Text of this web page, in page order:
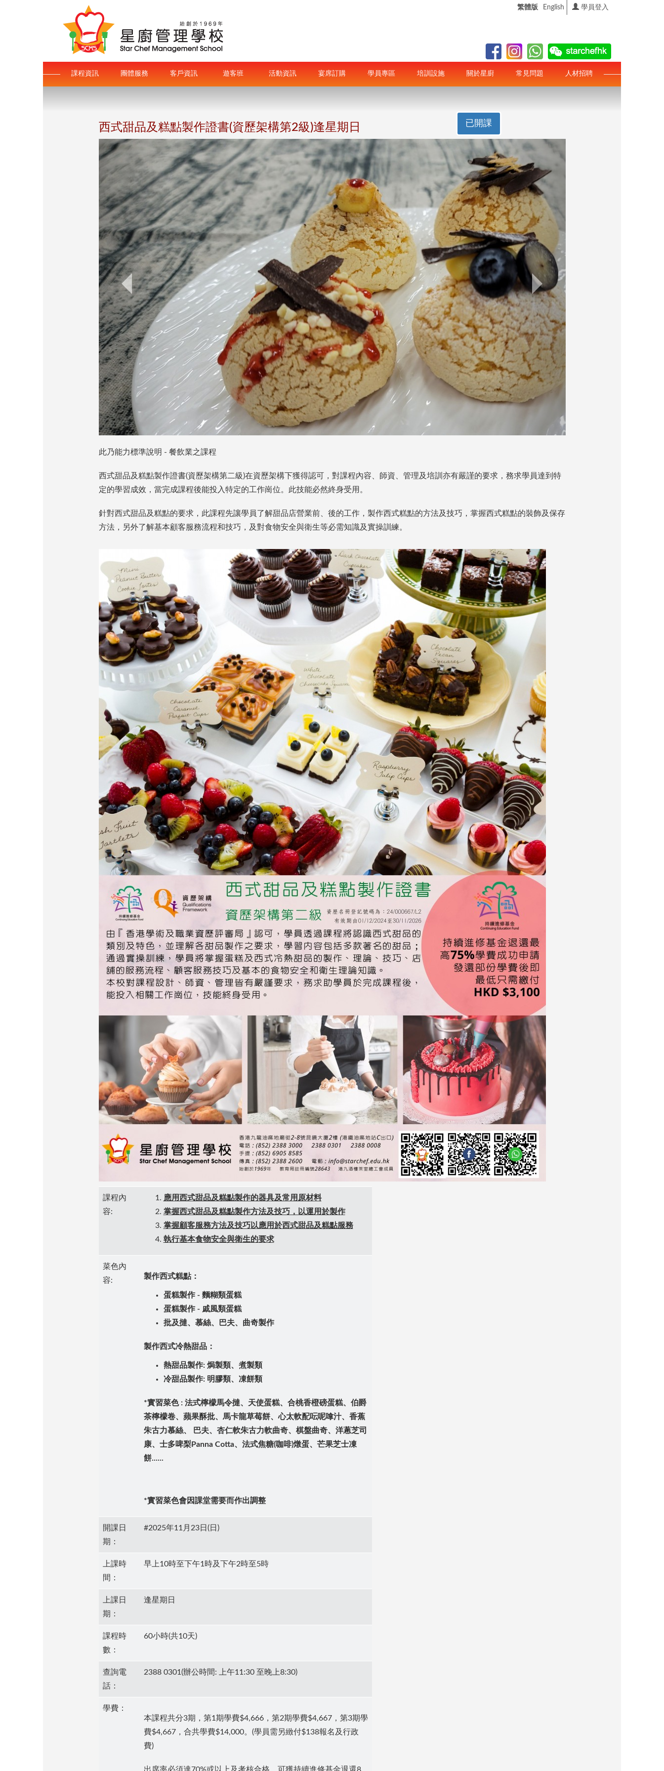
繁體版 English 學員登入
課程資訊 團體服務 客戶資訊 遊客班 活動資訊 宴席訂購 學員專區 培訓設施 關於星廚 常見問題 人材招聘
西式甜品及糕點製作證書(資歷架構第2級)逢星期日 已開課
此乃能力標準說明 - 餐飲業之課程
西式甜品及糕點製作證書(資歷架構第二級)在資歷架構下獲得認可，對課程內容、師資、管理及培訓亦有嚴謹的要求，務求學員達到特
定的學習成效，當完成課程後能投入特定的工作崗位。此技能必然終身受用。
針對西式甜品及糕點的要求，此課程先讓學員了解甜品店營業前、後的工作，製作西式糕點的方法及技巧，掌握西式糕點的裝飾及保存
方法，另外了解基本顧客服務流程和技巧，及對食物安全與衛生等必需知識及實操訓練。
課程內
容:
應用西式甜品及糕點製作的器具及常用原材料
掌握西式甜品及糕點製作方法及技巧，以運用於製作
掌握顧客服務方法及技巧以應用於西式甜品及糕點服務
執行基本食物安全與衛生的要求
菜色內
容:
製作西式糕點：
蛋糕製作 - 麵糊類蛋糕
蛋糕製作 - 戚風類蛋糕
批及撻、慕絲、巴夫、曲奇製作
製作西式冷熱甜品：
熱甜品製作: 焗製類、煮製類
冷甜品製作: 明膠類、凍餅類
*實習菜色 : 法式檸檬馬令撻、天使蛋糕、合桃香橙磅蛋糕、伯爵
茶檸檬卷、蘋果酥批、馬卡龍草莓餅、心太軟配呍呢嗱汁、香蕉
朱古力慕絲、 巴夫、杏仁軟朱古力軟曲奇、棋盤曲奇、洋蔥芝司
康、士多啤梨Panna Cotta、法式焦糖(咖啡)燉蛋、芒果芝士凍
餅......
*實習菜色會因課堂需要而作出調整
開課日
期：
#2025年11月23日(日)
上課時
間：
早上10時至下午1時及下午2時至5時
上課日
期：
逢星期日
課程時
數：
60小時(共10天)
查詢電
話：
2388 0301(辦公時間: 上午11:30 至晚上8:30)
學費：
本課程共分3期，第1期學費$4,666，第2期學費$4,667，第3期學
費$4,667，合共學費$14,000。(學員需另緻付$138報名及行政
費)